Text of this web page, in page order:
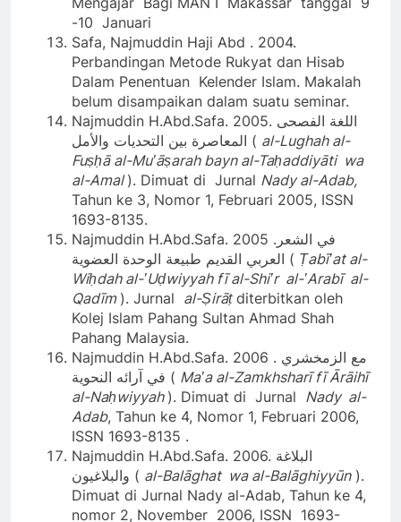
-10 Januari
Safa, Najmuddin Haji Abd . 2004.
Perbandingan Metode Rukyat dan Hisab
Dalam Penentuan Kelender Islam. Makalah
belum disampaikan dalam suatu seminar.
Najmuddin H.Abd.Safa. 2005. اللغة الفصحى
المعاصرة بين التحديات والأمل ( al-Lughah al-
Fuṣḥā al-Muʽāṣarah bayn al-Taḥaddiyāti wa
al-Amal). Dimuat di Jurnal Nady al-Adab,
Tahun ke 3, Nomor 1, Februari 2005, ISSN
1693-8135.
Najmuddin H.Abd.Safa. 2005 .في الشعر
العربي القديم طبيعة الوحدة العضوية ( Ṭabīʽat al-
Wiḥdah al-ʽUḍwiyyah fī al-Shiʽr al-ʽArabī al-
Qadīm ). Jurnal al-Ṣirāṭditerbitkan oleh
Kolej Islam Pahang Sultan Ahmad Shah
Pahang Malaysia.
Najmuddin H.Abd.Safa. 2006 . مع الزمخشري
في آرائه النحوية ( Maʽa al-Zamkhsharī fī Ārāihī
al-Naḥwiyyah ). Dimuat di Jurnal Nady al-
Adab, Tahun ke 4, Nomor 1, Februari 2006,
ISSN 1693-8135 .
Najmuddin H.Abd.Safa. 2006. البلاغة
والبلاغيون ( al-Balāghat wa al-Balāghiyyūn).
Dimuat di Jurnal Nady al-Adab, Tahun ke 4,
nomor 2, November 2006, ISSN 1693-